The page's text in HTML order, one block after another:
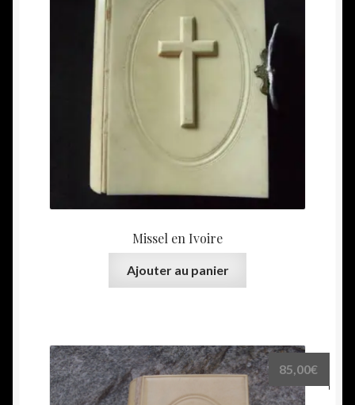
Missel en Ivoire
Ajouter au panier
85,00€